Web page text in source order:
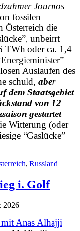
Journos
fossilen
Österreich die
unbeirrt
TWh oder ca. 1,4
Auslaufen des
schuld, aber
dem Staatsgebiet
von 12
gestartet
Witterung (oder
“Gaslücke”
, Russland
i. Golf
2026
Anas Alhajji